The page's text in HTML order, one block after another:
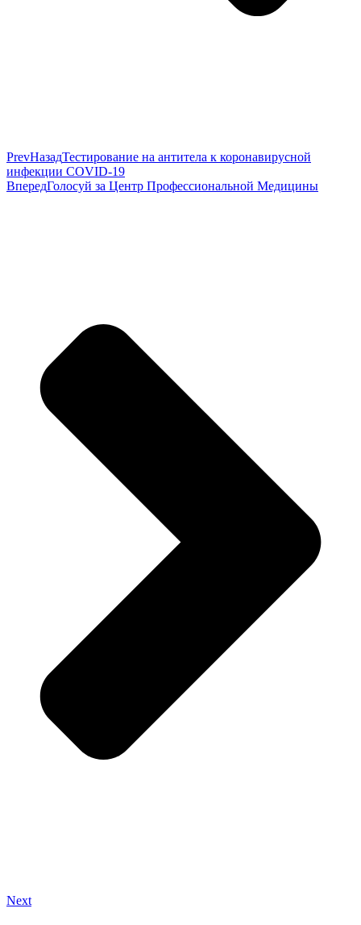
PrevНазадТестирование на антитела к коронавирусной
инфекции COVID-19
ВпередГолосуй за Центр Профессиональной Медицины
Next